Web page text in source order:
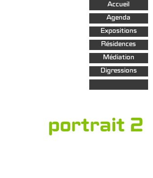
Aller au
contenu
principal
Accueil
Agenda
Expositions
Résidences
Médiation
Digressions
portrait 2